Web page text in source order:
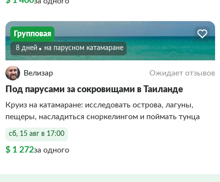
Групповая
8 дней На парусном катамаране
Велизар Ожидает отзывов
Под парусами за сокровищами в Таиланде
Круиз на катамаране: исследовать острова, лагуны,
пещеры, насладиться сноркелингом и поймать тунца
сб, 15 авг в 17:00
$ 1 272за одного